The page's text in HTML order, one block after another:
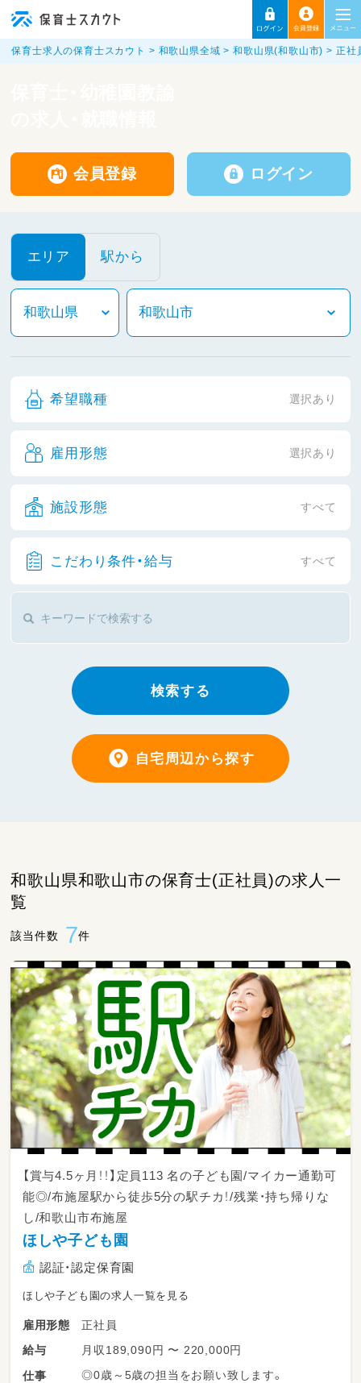
保育士求人の保育士スカウト 和歌山県全域 和歌山県(和歌山市) 正社
会員登録 ログイン
エリア 駅から
希望職種 選択あり
雇用形態 選択あり
施設形態 すべて
こだわり条件・給与 すべて
検索する
自宅周辺から探す
和歌山県和歌山市の保育士(正社員)の求人一
覧
該当件数 7件
【賞与4.5ヶ月！！】定員113 名の子ども園/マイカー通勤可
能◎/布施屋駅から徒歩5分の駅チカ！/残業・持ち帰りな
し/和歌山市布施屋
ほしや子ども園
認証・認定保育園
ほしや子ども園の求人一覧を見る
雇用形態
正社員
給与
月収189,090円 〜 220,000円
仕事
◎0歳～5歳の担当をお願い致します。